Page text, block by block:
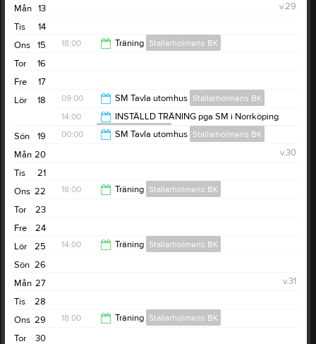
13
Mån
v.29
14
Tis
15
Ons 18:00 Träning Stallarholmens BK
16
Tor
17
Fre
18
Lör 09:00 SM Tavla utomhus Stallarholmens BK
00:00
14:00
INSTÄLLD TRÄNING pga SM i Norrköping
Stallarholmens BK
19
Sön 00:00 SM Tavla utomhus Stallarholmens BK
20
Mån
v.30
21
Tis
22
Ons 18:00 Träning Stallarholmens BK
23
Tor
24
Fre
25
Lör 14:00 Träning Stallarholmens BK
26
Sön
27
Mån
v.31
28
Tis
29
Ons 18:00 Träning Stallarholmens BK
30
Tor